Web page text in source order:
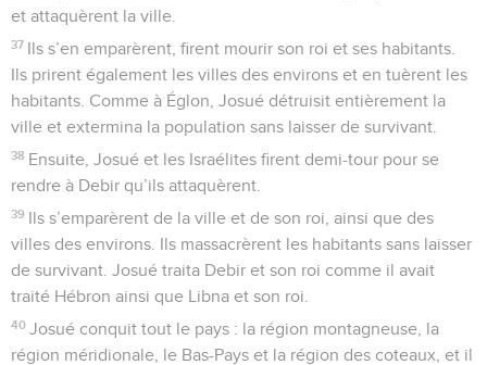
et attaquèrent la ville.
37 Ils s’en emparèrent, firent mourir son roi et ses habitants.
Ils prirent également les villes des environs et en tuèrent les
habitants. Comme à Églon, Josué détruisit entièrement la
ville et extermina la population sans laisser de survivant.
38 Ensuite, Josué et les Israélites firent demi-tour pour se
rendre à Debir qu’ils attaquèrent.
39 Ils s’emparèrent de la ville et de son roi, ainsi que des
villes des environs. Ils massacrèrent les habitants sans laisser
de survivant. Josué traita Debir et son roi comme il avait
traité Hébron ainsi que Libna et son roi.
40 Josué conquit tout le pays : la région montagneuse, la
région méridionale, le Bas-Pays et la région des coteaux, et il